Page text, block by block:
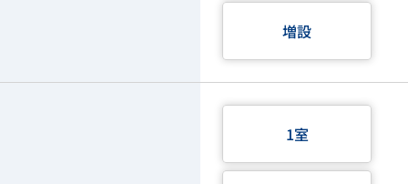
増設
1室